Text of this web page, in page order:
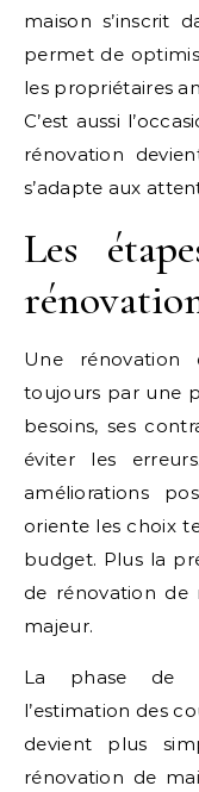
maison s’inscrit
permet de
les propriétaires
C’est aussi
rénovation
s’adapte aux
Les
Une rénovation
toujours par une
besoins, ses
éviter les
améliorations
oriente les choix
budget. Plus la
de rénovation de
majeur.
La phase de
l’estimation des
devient plus
rénovation de